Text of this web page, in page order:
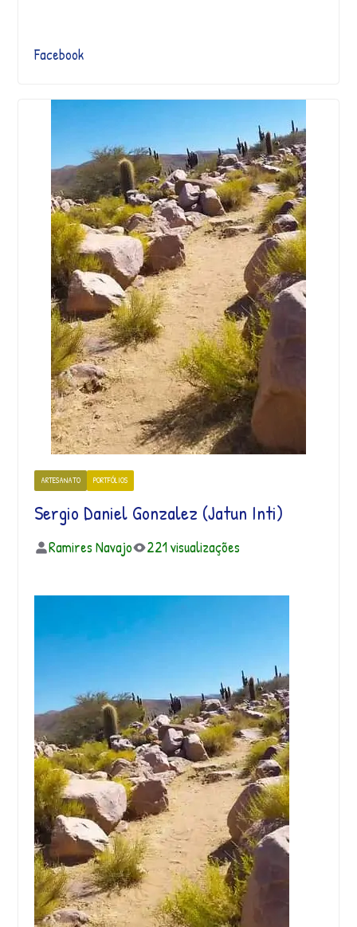
Facebook
ARTESANATO PORTFÓLIOS
Sergio Daniel Gonzalez (Jatun Inti)
Ramires Navajo 221 visualizações